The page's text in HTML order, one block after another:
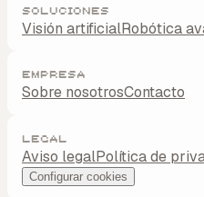
Soluciones
Visión artificialRobótica
Empresa
Sobre nosotrosContacto
Legal
Aviso legalPolítica de
Configurar cookies